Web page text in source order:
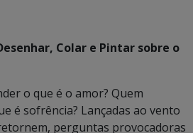
Colar e Pintar sobre o
o que é o amor? Quem
é sofrência? Lançadas ao vento
perguntas provocadoras